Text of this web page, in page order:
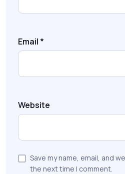
Email *
Website
Save my name, email, and
the next time I comment.